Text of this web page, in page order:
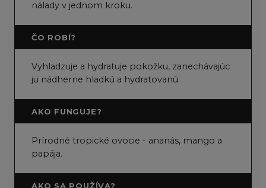
nálady v jednom kroku.
ČO ROBÍ?
Vyhladzuje a hydratuje pokožku, zanechávajúc
ju nádherne hladkú a hydratovanú.
AKO FUNGUJE?
Prírodné tropické ovocie - ananás, mango a
papája.
AKO SA POUŽÍVA?